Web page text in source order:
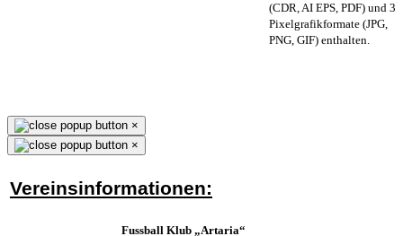
(CDR, AI EPS, PDF) und 3
Pixelgrafikformate (JPG,
PNG, GIF) enthalten.
×
×
Vereinsinformationen:
Fussball Klub „Artaria“